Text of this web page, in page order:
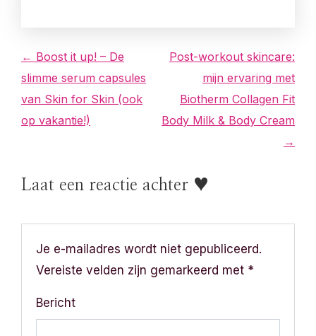
B
e
r
c
← Boost it up! – De
slimme serum capsules
van Skin for Skin (ook
op vakantie!)
Post-workout skincare:
mijn ervaring met
Biotherm Collagen Fit
Body Milk & Body Cream
→
Laat een reactie achter ♥
Je e-mailadres wordt niet gepubliceerd.
Vereiste velden zijn gemarkeerd met *
Bericht